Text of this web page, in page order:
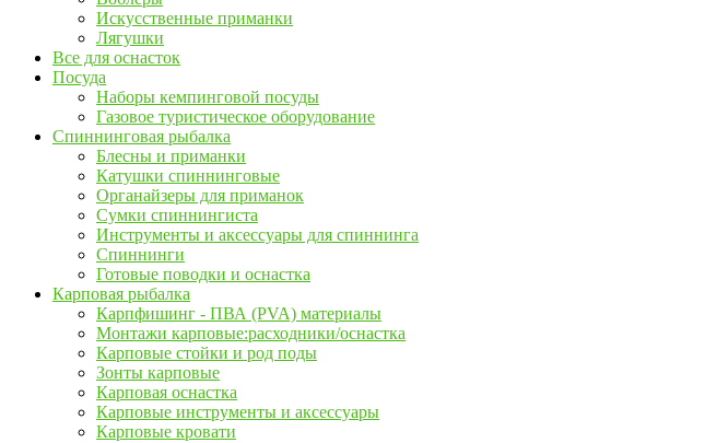
Искусственные приманки
Лягушки
Все для оснасток
Посуда
Наборы кемпинговой посуды
Газовое туристическое оборудование
Спиннинговая рыбалка
Блесны и приманки
Катушки спиннинговые
Органайзеры для приманок
Сумки спиннингиста
Инструменты и аксессуары для спиннинга
Спиннинги
Готовые поводки и оснастка
Карповая рыбалка
Карпфишинг - ПВА (PVA) материалы
Монтажи карповые:расходники/оснастка
Карповые стойки и род поды
Зонты карповые
Карповая оснастка
Карповые инструменты и аксессуары
Карповые кровати